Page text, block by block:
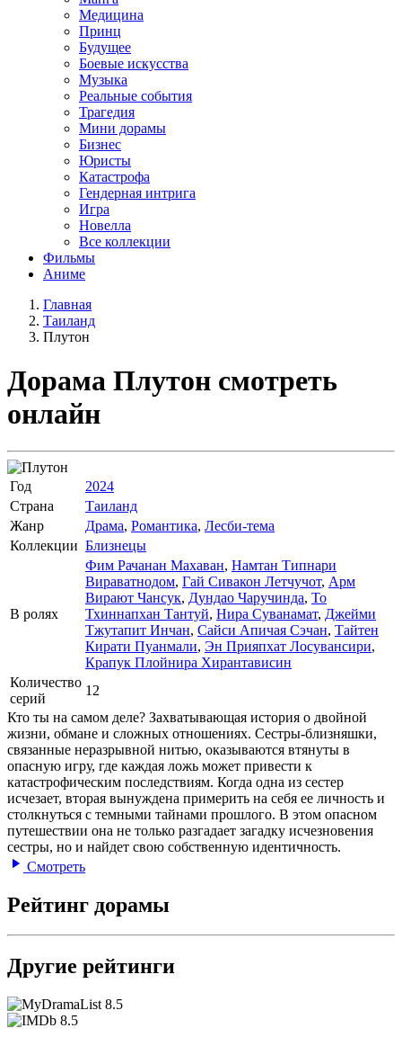
Медицина
Принц
Будущее
Боевые искусства
Музыка
Реальные события
Трагедия
Мини дорамы
Бизнес
Юристы
Катастрофа
Гендерная интрига
Игра
Новелла
Все коллекции
Фильмы
Аниме
Главная
Таиланд
Плутон
Дорама Плутон смотреть
онлайн
Год
2024
Страна
Таиланд
Жанр
Драма, Романтика, Лесби-тема
Коллекции Близнецы
В ролях
Фим Рачанан Махаван, Намтан Типнари
Вираватнодом, Гай Сивакон Летчучот, Арм
Вирают Чансук, Дундао Чаручинда, То
Тхиннапхан Тантуй, Нира Суванамат, Джейми
Тжутапит Инчан, Сайси Апичая Сэчан, Тайтен
Кирати Пуанмали, Эн Прияпхат Лосувансири,
Крапук Плойнира Хирантависин
Количество
серий
12
Кто ты на самом деле? Захватывающая история о двойной
жизни, обмане и сложных отношениях. Сестры-близняшки,
связанные неразрывной нитью, оказываются втянуты в
опасную игру, где каждая ложь может привести к
катастрофическим последствиям. Когда одна из сестер
исчезает, вторая вынуждена примерить на себя ее личность и
столкнуться с темными тайнами прошлого. В этом опасном
путешествии она не только разгадает загадку исчезновения
сестры, но и найдет свою собственную идентичность.
Смотреть
Рейтинг дорамы
Другие рейтинги
8.5
8.5